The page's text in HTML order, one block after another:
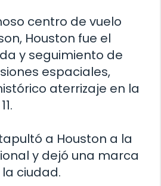
centro de vuelo
Houston fue el
y seguimiento de
espaciales,
aterrizaje en la
a Houston a la
y dejó una marca
ciudad.